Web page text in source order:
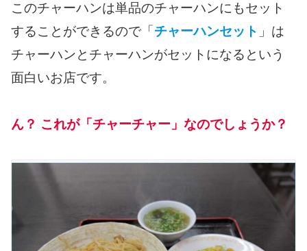
このチャーハンは単品のチャーハンにもセット
することができるので「 チャーハンセット 」は
チャーハンとチャーハンがセットになるという
面白いお店です。
ん？ これが「チャーチャー」なのでしょうか？